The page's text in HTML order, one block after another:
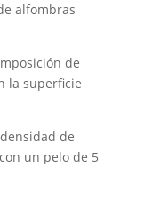
alfombras
de
la superficie
de
un pelo de 5